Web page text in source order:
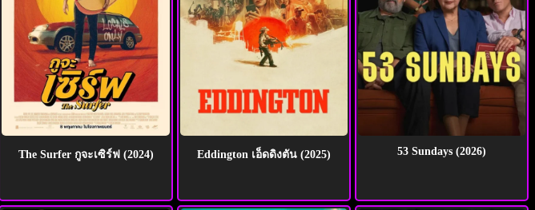
The Surfer กูจะเซิร์ฟ (2024) Eddington เอ็ดดิงตัน (2025) 53 Sundays (2026)